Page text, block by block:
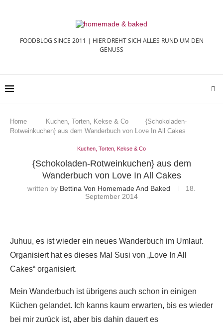
FOODBLOG SINCE 2011 | HIER DREHT SICH ALLES RUND UM DEN
GENUSS
Home Kuchen, Torten, Kekse & Co
{Schokoladen-
Rotweinkuchen} aus dem Wanderbuch von Love In All Cakes
Kuchen, Torten, Kekse & Co
{Schokoladen-Rotweinkuchen} aus dem
Wanderbuch von Love In All Cakes
written by Bettina Von Homemade And Baked
18.
September 2014
Juhuu, es ist wieder ein neues Wanderbuch im Umlauf.
Organisiert hat es dieses Mal Susi von „Love In All
Cakes“ organisiert.
Mein Wanderbuch ist übrigens auch schon in einigen
Küchen gelandet. Ich kanns kaum erwarten, bis es wieder
bei mir zurück ist, aber bis dahin dauert es